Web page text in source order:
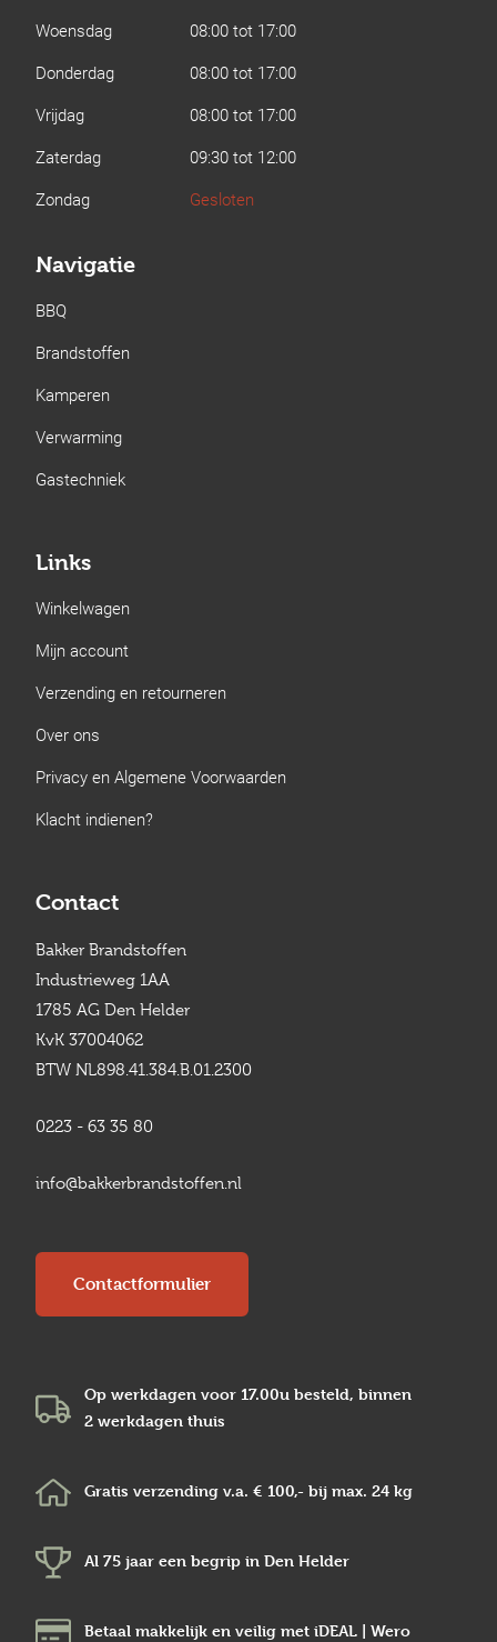
Woensdag
08:00 tot 17:00
Donderdag
08:00 tot 17:00
Vrijdag
08:00 tot 17:00
Zaterdag
09:30 tot 12:00
Zondag
Gesloten
Navigatie
BBQ
Brandstoffen
Kamperen
Verwarming
Gastechniek
Links
Winkelwagen
Mijn account
Verzending en retourneren
Over ons
Privacy en Algemene Voorwaarden
Klacht indienen?
Contact
Bakker Brandstoffen
Industrieweg 1AA
1785 AG Den Helder
KvK 37004062
BTW NL898.41.384.B.01.2300
0223 - 63 35 80
info@bakkerbrandstoffen.nl
Contactformulier
Op werkdagen voor 17.00u besteld, binnen
2 werkdagen thuis
Gratis verzending v.a. € 100,- bij max. 24 kg
Al 75 jaar een begrip in Den Helder
Betaal makkelijk en veilig met iDEAL | Wero